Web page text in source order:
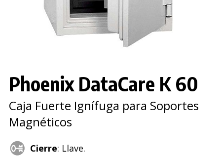
Phoenix DataCare K 60
Caja Fuerte Ignífuga para Soportes
Magnéticos
Cierre: Llave.